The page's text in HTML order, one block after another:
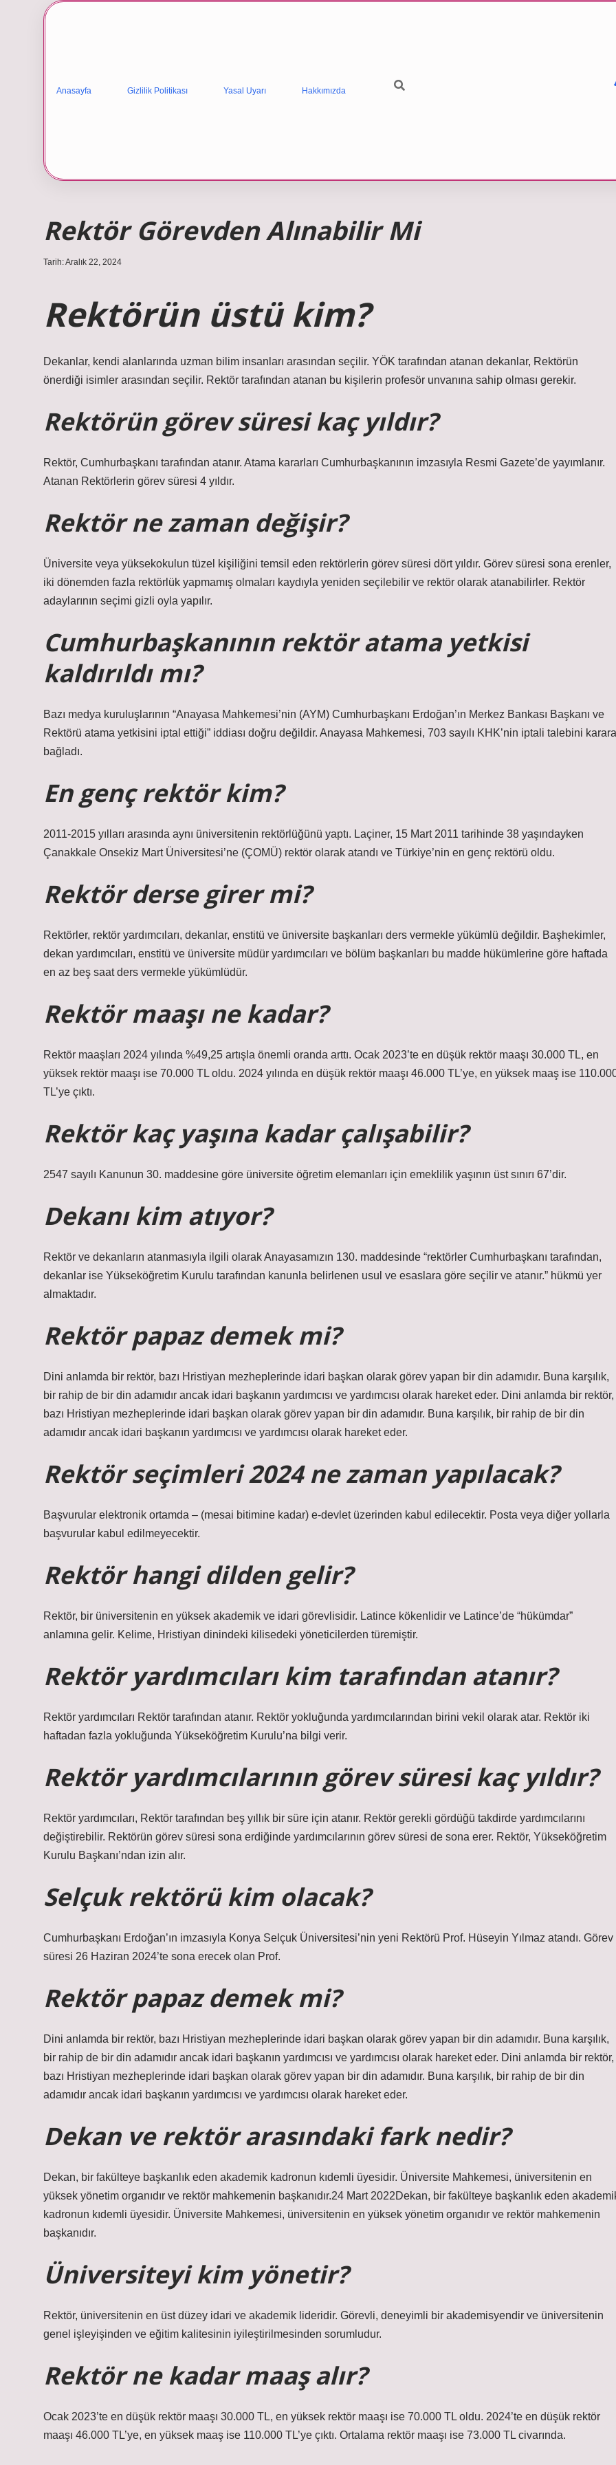
Anasayfa Gizlilik Politikası Yasal Uyarı Hakkımızda
Rektör Görevden Alınabilir Mi
Tarih: Aralık 22, 2024
Rektörün üstü kim?
Dekanlar, kendi alanlarında uzman bilim insanları arasından seçilir. YÖK tarafından atanan dekanlar, Rektörün
önerdiği isimler arasından seçilir. Rektör tarafından atanan bu kişilerin profesör unvanına sahip olması gerekir.
Rektörün görev süresi kaç yıldır?
Rektör, Cumhurbaşkanı tarafından atanır. Atama kararları Cumhurbaşkanının imzasıyla Resmi Gazete’de yayımlanır.
Atanan Rektörlerin görev süresi 4 yıldır.
Rektör ne zaman değişir?
Üniversite veya yüksekokulun tüzel kişiliğini temsil eden rektörlerin görev süresi dört yıldır. Görev süresi sona erenler,
iki dönemden fazla rektörlük yapmamış olmaları kaydıyla yeniden seçilebilir ve rektör olarak atanabilirler. Rektör
adaylarının seçimi gizli oyla yapılır.
Cumhurbaşkanının rektör atama yetkisi
kaldırıldı mı?
Bazı medya kuruluşlarının “Anayasa Mahkemesi’nin (AYM) Cumhurbaşkanı Erdoğan’ın Merkez Bankası Başkanı ve
Rektörü atama yetkisini iptal ettiği” iddiası doğru değildir. Anayasa Mahkemesi, 703 sayılı KHK’nin iptali talebini karara
bağladı.
En genç rektör kim?
2011-2015 yılları arasında aynı üniversitenin rektörlüğünü yaptı. Laçiner, 15 Mart 2011 tarihinde 38 yaşındayken
Çanakkale Onsekiz Mart Üniversitesi’ne (ÇOMÜ) rektör olarak atandı ve Türkiye’nin en genç rektörü oldu.
Rektör derse girer mi?
Rektörler, rektör yardımcıları, dekanlar, enstitü ve üniversite başkanları ders vermekle yükümlü değildir. Başhekimler,
dekan yardımcıları, enstitü ve üniversite müdür yardımcıları ve bölüm başkanları bu madde hükümlerine göre haftada
en az beş saat ders vermekle yükümlüdür.
Rektör maaşı ne kadar?
Rektör maaşları 2024 yılında %49,25 artışla önemli oranda arttı. Ocak 2023’te en düşük rektör maaşı 30.000 TL, en
yüksek rektör maaşı ise 70.000 TL oldu. 2024 yılında en düşük rektör maaşı 46.000 TL’ye, en yüksek maaş ise
TL’ye çıktı.
Rektör kaç yaşına kadar çalışabilir?
2547 sayılı Kanunun 30. maddesine göre üniversite öğretim elemanları için emeklilik yaşının üst sınırı 67’dir.
Dekanı kim atıyor?
Rektör ve dekanların atanmasıyla ilgili olarak Anayasamızın 130. maddesinde “rektörler Cumhurbaşkanı tarafından,
dekanlar ise Yükseköğretim Kurulu tarafından kanunla belirlenen usul ve esaslara göre seçilir ve atanır.” hükmü yer
almaktadır.
Rektör papaz demek mi?
Dini anlamda bir rektör, bazı Hristiyan mezheplerinde idari başkan olarak görev yapan bir din adamıdır. Buna karşılık,
bir rahip de bir din adamıdır ancak idari başkanın yardımcısı ve yardımcısı olarak hareket eder. Dini anlamda bir rektör,
bazı Hristiyan mezheplerinde idari başkan olarak görev yapan bir din adamıdır. Buna karşılık, bir rahip de bir din
adamıdır ancak idari başkanın yardımcısı ve yardımcısı olarak hareket eder.
Rektör seçimleri 2024 ne zaman yapılacak?
Başvurular elektronik ortamda – (mesai bitimine kadar) e-devlet üzerinden kabul edilecektir. Posta veya diğer yollarla
başvurular kabul edilmeyecektir.
Rektör hangi dilden gelir?
Rektör, bir üniversitenin en yüksek akademik ve idari görevlisidir. Latince kökenlidir ve Latince’de “hükümdar”
anlamına gelir. Kelime, Hristiyan dinindeki kilisedeki yöneticilerden türemiştir.
Rektör yardımcıları kim tarafından atanır?
Rektör yardımcıları Rektör tarafından atanır. Rektör yokluğunda yardımcılarından birini vekil olarak atar. Rektör iki
haftadan fazla yokluğunda Yükseköğretim Kurulu’na bilgi verir.
Rektör yardımcılarının görev süresi kaç yıldır?
Rektör yardımcıları, Rektör tarafından beş yıllık bir süre için atanır. Rektör gerekli gördüğü takdirde yardımcılarını
değiştirebilir. Rektörün görev süresi sona erdiğinde yardımcılarının görev süresi de sona erer. Rektör, Yükseköğretim
Kurulu Başkanı’ndan izin alır.
Selçuk rektörü kim olacak?
Cumhurbaşkanı Erdoğan’ın imzasıyla Konya Selçuk Üniversitesi’nin yeni Rektörü Prof. Hüseyin Yılmaz atandı. Görev
süresi 26 Haziran 2024’te sona erecek olan Prof.
Rektör papaz demek mi?
Dini anlamda bir rektör, bazı Hristiyan mezheplerinde idari başkan olarak görev yapan bir din adamıdır. Buna karşılık,
bir rahip de bir din adamıdır ancak idari başkanın yardımcısı ve yardımcısı olarak hareket eder. Dini anlamda bir rektör,
bazı Hristiyan mezheplerinde idari başkan olarak görev yapan bir din adamıdır. Buna karşılık, bir rahip de bir din
adamıdır ancak idari başkanın yardımcısı ve yardımcısı olarak hareket eder.
Dekan ve rektör arasındaki fark nedir?
Dekan, bir fakülteye başkanlık eden akademik kadronun kıdemli üyesidir. Üniversite Mahkemesi, üniversitenin en
yüksek yönetim organıdır ve rektör mahkemenin başkanıdır.24 Mart 2022Dekan, bir fakülteye başkanlık eden
kadronun kıdemli üyesidir. Üniversite Mahkemesi, üniversitenin en yüksek yönetim organıdır ve rektör mahkemenin
başkanıdır.
Üniversiteyi kim yönetir?
Rektör, üniversitenin en üst düzey idari ve akademik lideridir. Görevli, deneyimli bir akademisyendir ve üniversitenin
genel işleyişinden ve eğitim kalitesinin iyileştirilmesinden sorumludur.
Rektör ne kadar maaş alır?
Ocak 2023’te en düşük rektör maaşı 30.000 TL, en yüksek rektör maaşı ise 70.000 TL oldu. 2024’te en düşük rektör
maaşı 46.000 TL’ye, en yüksek maaş ise 110.000 TL’ye çıktı. Ortalama rektör maaşı ise 73.000 TL civarında.